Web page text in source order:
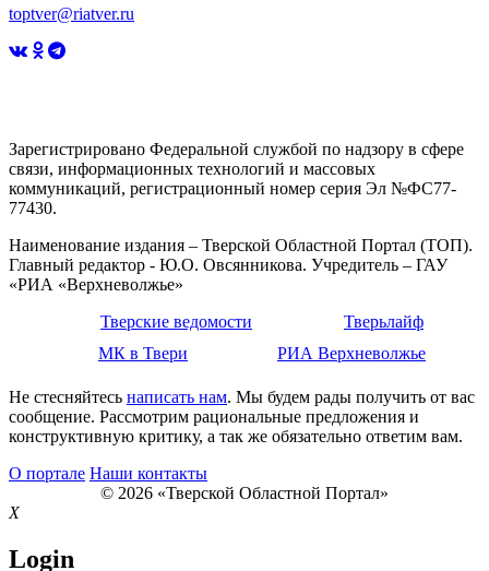
toptver@riatver.ru
Зарегистрировано Федеральной службой по надзору в сфере
связи, информационных технологий и массовых
коммуникаций, регистрационный номер серия Эл №ФС77-
77430.
Наименование издания – Тверской Областной Портал (ТОП).
Главный редактор - Ю.О. Овсянникова. Учредитель – ГАУ
«РИА «Верхневолжье»
Тверские ведомости
Тверьлайф
МК в Твери
РИА Верхневолжье
Не стесняйтесь написать нам. Мы будем рады получить от вас
сообщение. Рассмотрим рациональные предложения и
конструктивную критику, а так же обязательно ответим вам.
О портале Наши контакты
© 2026 «Тверской Областной Портал»
X
Login